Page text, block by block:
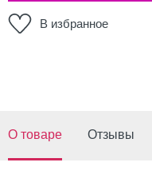
В избранное
О товаре Отзывы